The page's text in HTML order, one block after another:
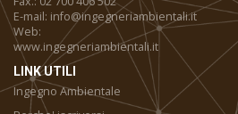
E-mail: info@ingegneriambientali.it
Web:
www.ingegneriambientali.it
LINK UTILI
Ingegno Ambientale